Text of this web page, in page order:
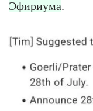
Эфириума.